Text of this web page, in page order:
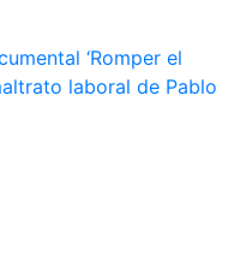
‘Romper el
laboral de Pablo